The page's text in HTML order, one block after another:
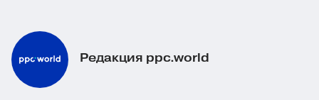
Редакция ppc.world